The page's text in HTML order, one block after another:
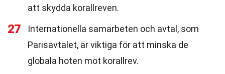
att skydda korallreven.
27
Internationella samarbeten och avtal, som
Parisavtalet, är viktiga för att minska de
globala hoten mot korallrev.